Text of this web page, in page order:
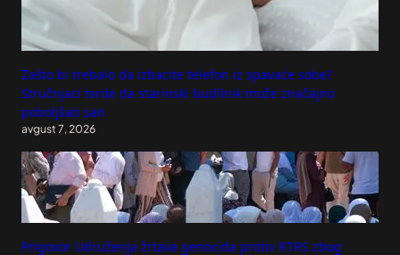
Zašto bi trebalo da izbacite telefon iz spavaće sobe?
Stručnjaci tvrde da starinski budilnik može značajno
poboljšati san
avgust 7, 2026
Prigovor Udruženja žrtava genocida protiv RTRS zbog